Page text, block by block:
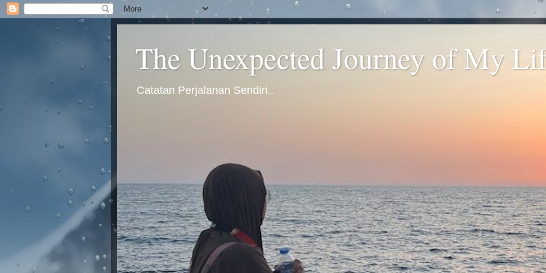
The Unexpected Journey of My
Catatan Perjalanan Sendiri..